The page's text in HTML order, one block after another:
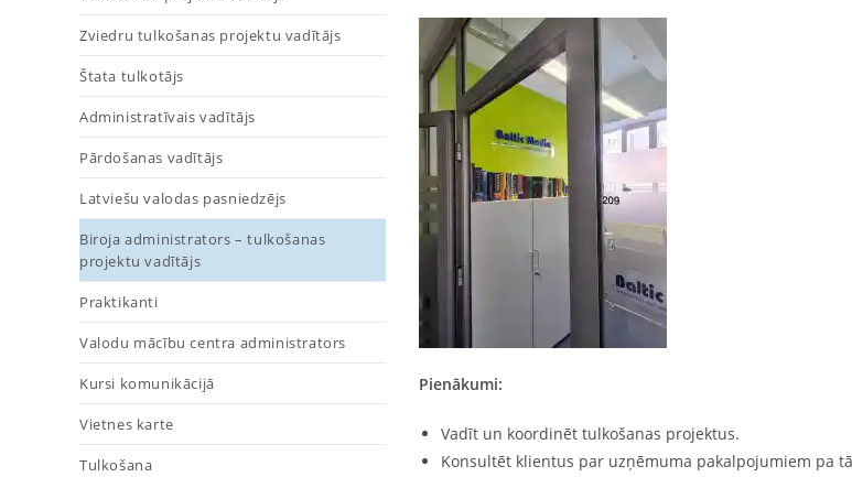
Zviedru tulkošanas projektu vadītājs
Štata tulkotājs
Administratīvais vadītājs
Pārdošanas vadītājs
Latviešu valodas pasniedzējs
Biroja administrators – tulkošanas
projektu vadītājs
Praktikanti
Valodu mācību centra administrators
Kursi komunikācijā
Vietnes karte
Tulkošana
Pienākumi:
Vadīt un koordinēt tulkošanas projektus.
Konsultēt klientus par uzņēmuma pakalpojumiem pa